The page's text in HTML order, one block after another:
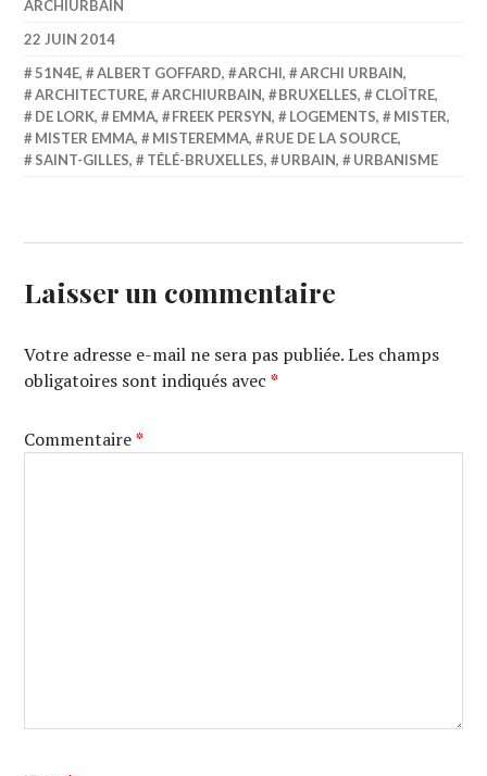
ARCHIURBAIN
22 JUIN 2014
51N4E, ALBERT GOFFARD, ARCHI, ARCHI URBAIN,
ARCHITECTURE, ARCHIURBAIN, BRUXELLES, CLOÎTRE,
DE LORK, EMMA, FREEK PERSYN, LOGEMENTS, MISTER,
MISTER EMMA, MISTEREMMA, RUE DE LA SOURCE,
SAINT-GILLES, TÉLÉ-BRUXELLES, URBAIN, URBANISME
Laisser un commentaire
Votre adresse e-mail ne sera pas publiée. Les champs
obligatoires sont indiqués avec*
Commentaire*